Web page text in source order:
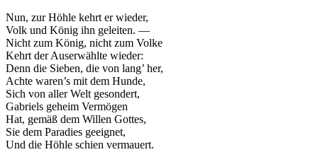
Nun, zur Höhle kehrt er wieder,
Volk und König ihn geleiten. —
Nicht zum König, nicht zum Volke
Kehrt der Auserwählte wieder:
Denn die Sieben, die von lang’ her,
Achte waren’s mit dem Hunde,
Sich von aller Welt gesondert,
Gabriels geheim Vermögen
Hat, gemäß dem Willen Gottes,
Sie dem Paradies geeignet,
Und die Höhle schien vermauert.